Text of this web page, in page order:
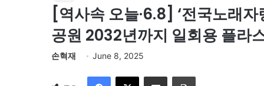
[역사속 오늘·6.8] ‘전국노래
공원 2032년까지 일회용 플라
손혁재 June 8, 2025
Facebook
X 이메일 인쇄